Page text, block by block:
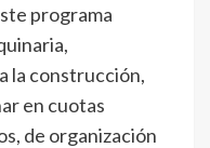
programa
la construcción,
en cuotas
de organización